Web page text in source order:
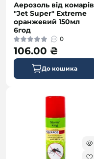
Аерозоль від комарів
"Jet Super" Extreme
оранжевий 150мл
6год
0
106.00 ₴
До кошика